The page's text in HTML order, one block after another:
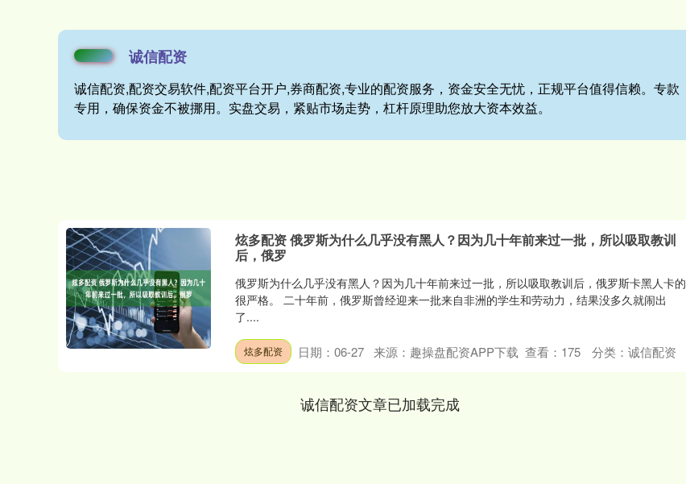
诚信配资
诚信配资,配资交易软件,配资平台开户,券商配资,专业的配资服务，资金安全无忧，正规平台值得信赖。专款
专用，确保资金不被挪用。实盘交易，紧贴市场走势，杠杆原理助您放大资本效益。
炫多配资 俄罗斯为什么几乎没有黑人？因为几十年前来过一批，所以吸取教训
后，俄罗
俄罗斯为什么几乎没有黑人？因为几十年前来过一批，所以吸取教训后，俄罗斯卡黑人卡的
很严格。 二十年前，俄罗斯曾经迎来一批来自非洲的学生和劳动力，结果没多久就闹出
了....
炫多配资 日期：06-27 来源：趣操盘配资APP下载 查看： 175 分类： 诚信配资
诚信配资文章已加载完成